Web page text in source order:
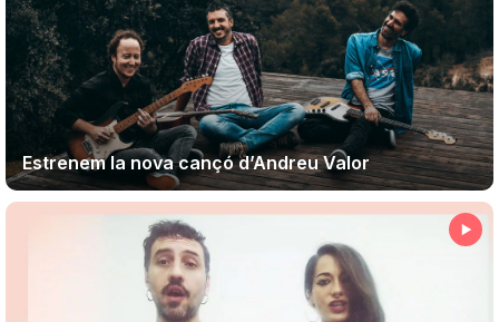
Estrenem la nova cançó d’Andreu Valor